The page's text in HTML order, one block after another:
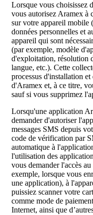
Lorsque vous choisissez
vous autorisez Aramex à
sur votre appareil mobile
données personnelles et
appareil qui sont
(par exemple, modèle
d'exploitation, résolution
langue, etc.). Cette
processus d'installation
d'Aramex et, à ce titre,
sauf si vous supprimez
Lorsqu'une application
demander d'autoriser
messages SMS depuis
code de vérification par
automatique à
l'utilisation des
vous demander l'accès
exemple, lorsque vous
une application), à
puissiez scanner votre
comme mode de
Internet, ainsi que